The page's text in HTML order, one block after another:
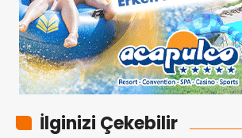
İlginizi Çekebilir